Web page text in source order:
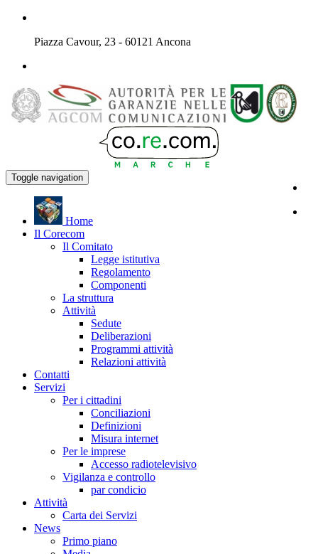
Piazza Cavour, 23 - 60121 Ancona
Toggle navigation
Home
Il Corecom
Il Comitato
Legge istitutiva
Regolamento
Componenti
La struttura
Attività
Sedute
Deliberazioni
Programmi attività
Relazioni attività
Contatti
Servizi
Per i cittadini
Conciliazioni
Definizioni
Misura internet
Per le imprese
Accesso radiotelevisivo
Vigilanza e controllo
par condicio
Attività
Carta dei Servizi
News
Primo piano